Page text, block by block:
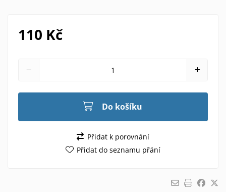
110 Kč
Do košíku
Přidat k porovnání
Přidat do seznamu přání